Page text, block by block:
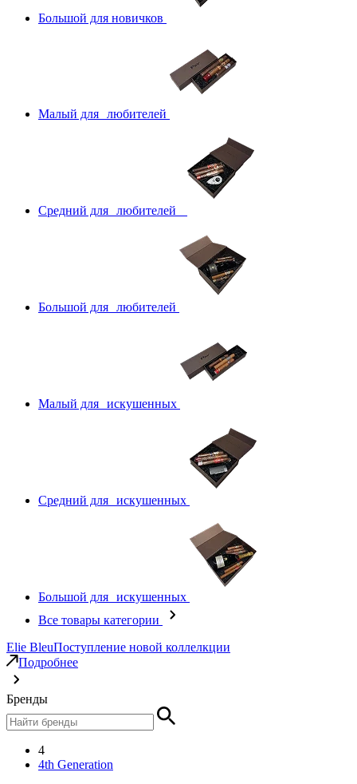
Большой для новичков
Малый для любителей
Средний для любителей
Большой для любителей
Малый для искушенных
Средний для искушенных
Большой для искушенных
Все товары категории
Elie BleuПоступление новой коллелкции
Подробнее
Бренды
4
4th Generation